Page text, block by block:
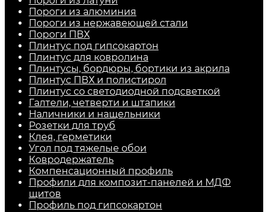
Пороги из алюминия
Пороги из нержавеющей стали
Пороги ПВХ
Плинтус под гипсокартон
Плинтус для ковролина
Плинтусы, бордюры, бортики из акрила
Плинтус ПВХ и полистирол
Плинтус со светодиодной подсветкой
Галтели, четверти и штапики
Наличники и нащельники
Розетки для труб
Клея, герметики
Угол под тяжелые обои
Ковродержатель
Компенсационный профиль
Профили для композит-панелей и МДФ
щитов
Профиль под гипсокартон